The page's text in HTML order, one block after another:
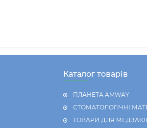
Каталог товарів
ПЛАНЕТА AMWAY
СТОМАТОЛОГІЧНІ
ТОВАРИ ДЛЯ